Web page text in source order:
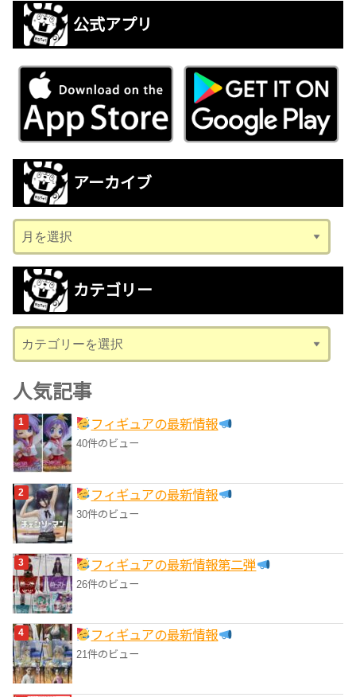
公式アプリ
アーカイブ
ー
カ
ブ
カテゴリー
テ
ゴ
リ
ー
人気記事
フィギュアの最新情報
40件のビュー
フィギュアの最新情報
30件のビュー
フィギュアの最新情報第二弾
26件のビュー
フィギュアの最新情報
21件のビュー